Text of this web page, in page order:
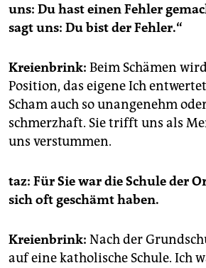
uns: Du hast einen Fehler
sagt uns: Du bist der Fehler.“
Kreienbrink: Beim Schämen
Position, das eigene Ich
Scham auch so unangenehm
schmerzhaft. Sie trifft uns als
uns verstummen.
taz: Für Sie war die Schule der
sich oft geschämt haben.
Kreienbrink: Nach der
auf eine katholische Schule. Ich